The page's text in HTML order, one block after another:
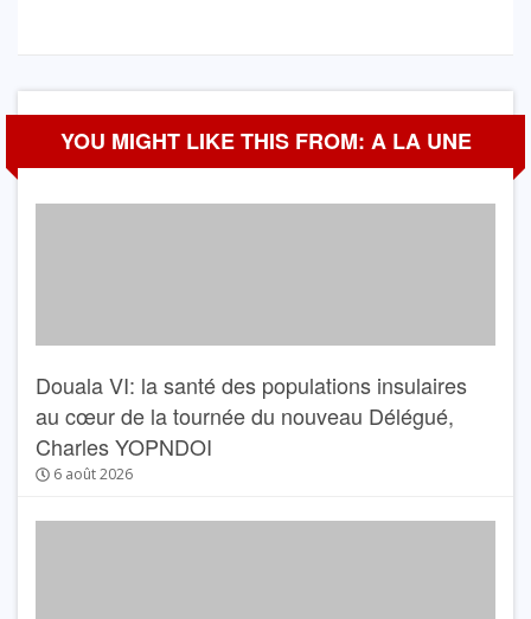
YOU MIGHT LIKE THIS FROM: A LA UNE
Douala VI: la santé des populations insulaires
au cœur de la tournée du nouveau Délégué,
Charles YOPNDOI
6 août 2026